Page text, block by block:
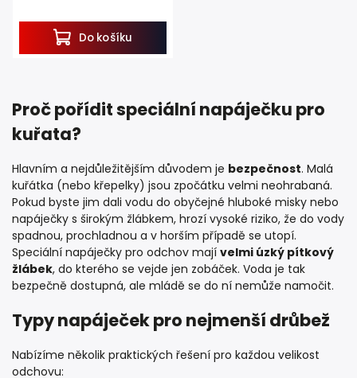
Do košíku
Proč pořídit speciální napáječku pro
kuřata?
Hlavním a nejdůležitějším důvodem je bezpečnost. Malá
kuřátka (nebo křepelky) jsou zpočátku velmi neohrabaná.
Pokud byste jim dali vodu do obyčejné hluboké misky nebo
napáječky s širokým žlábkem, hrozí vysoké riziko, že do vody
spadnou, prochladnou a v horším případě se utopí.
Speciální napáječky pro odchov mají velmi úzký pítkový
žlábek, do kterého se vejde jen zobáček. Voda je tak
bezpečně dostupná, ale mládě se do ní nemůže namočit.
Typy napáječek pro nejmenší drůbež
Nabízíme několik praktických řešení pro každou velikost
odchovu: